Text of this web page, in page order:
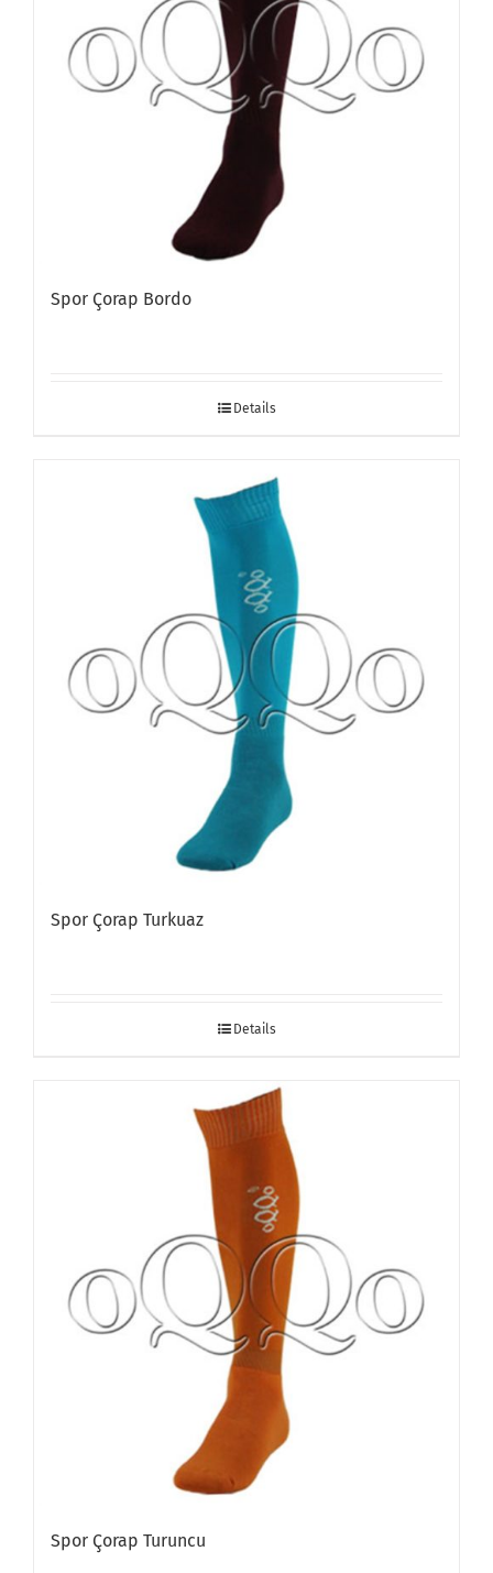
Spor Çorap Bordo
Details
Spor Çorap Turkuaz
Details
Spor Çorap Turuncu